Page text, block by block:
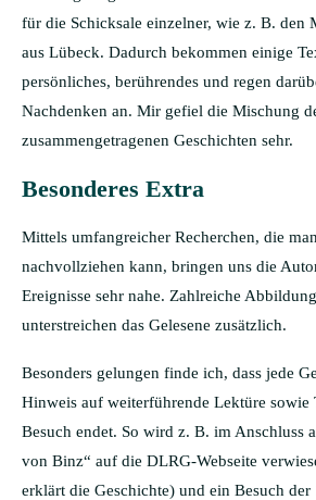
für die Schicksale einzelner, wie z. B. den
aus Lübeck. Dadurch bekommen einige
persönliches, berührendes und regen
Nachdenken an. Mir gefiel die Mischung
zusammengetragenen Geschichten sehr.
Besonderes Extra
Mittels umfangreicher Recherchen, die
nachvollziehen kann, bringen uns die
Ereignisse sehr nahe. Zahlreiche
unterstreichen das Gelesene zusätzlich.
Besonders gelungen finde ich, dass jede
Hinweis auf weiterführende Lektüre sowie
Besuch endet. So wird z. B. im Anschluss
von Binz“ auf die DLRG-Webseite
erklärt die Geschichte) und ein Besuch